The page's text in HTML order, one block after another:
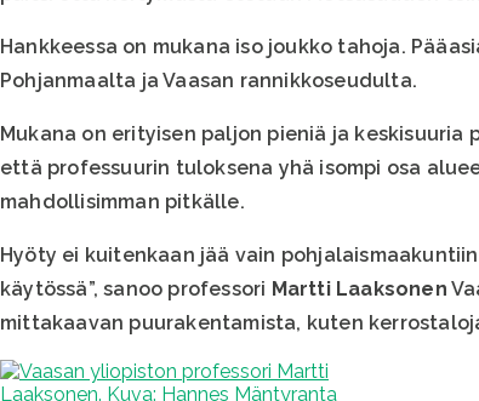
Hankkeessa on mukana iso joukko tahoja.
Pohjanmaalta ja Vaasan rannikkoseudulta.
Mukana on erityisen paljon pieniä ja
että professuurin tuloksena yhä isompi osa
mahdollisimman pitkälle.
Hyöty ei kuitenkaan jää vain
käytössä”, sanoo professori Martti Laaksonen
mittakaavan puurakentamista, kuten